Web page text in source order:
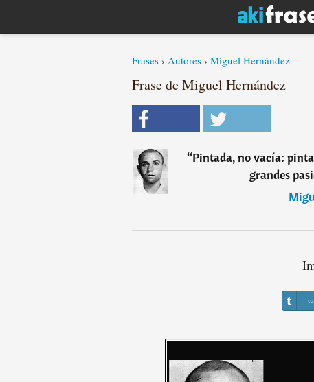
Frases › Autores › Miguel Hernández
Frase de Miguel Hernández
“Pintada, no vacía:
grandes
―